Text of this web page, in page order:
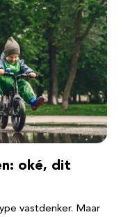
oké, dit
vastdenker. Maar